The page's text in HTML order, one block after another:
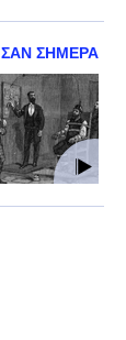
ΣΑΝ ΣΗΜΕΡΑ